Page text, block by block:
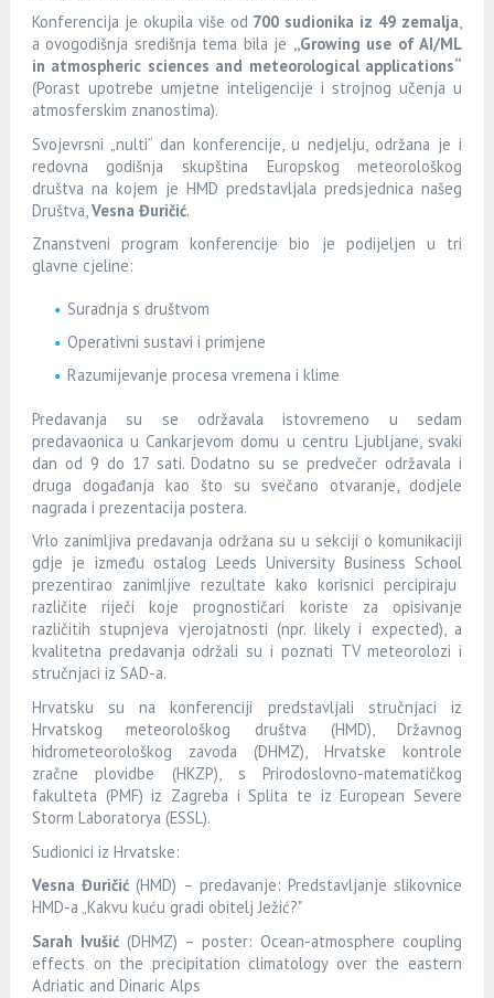
Konferencija je okupila više od 700 sudionika iz 49 zemalja,
a ovogodišnja središnja tema bila je „Growing use of AI/ML
in atmospheric sciences and meteorological applications“
(Porast upotrebe umjetne inteligencije i strojnog učenja u
atmosferskim znanostima).
Svojevrsni „nulti“ dan konferencije, u nedjelju, održana je i
redovna godišnja skupština Europskog meteorološkog
društva na kojem je HMD predstavljala predsjednica našeg
Društva,Vesna Đuričić.
Znanstveni program konferencije bio je podijeljen u tri
glavne cjeline:
Suradnja s društvom
Operativni sustavi i primjene
Razumijevanje procesa vremena i klime
Predavanja su se održavala istovremeno u sedam
predavaonica u Cankarjevom domu u centru Ljubljane, svaki
dan od 9 do 17 sati. Dodatno su se predvečer održavala i
druga događanja kao što su svečano otvaranje, dodjele
nagrada i prezentacija postera.
Vrlo zanimljiva predavanja održana su u sekciji o komunikaciji
gdje je između ostalog Leeds University Business School
prezentirao zanimljive rezultate kako korisnici percipiraju
različite riječi koje prognostičari koriste za opisivanje
različitih stupnjeva vjerojatnosti (npr. likely i expected), a
kvalitetna predavanja održali su i poznati TV meteorolozi i
stručnjaci iz SAD-a.
Hrvatsku su na konferenciji predstavljali stručnjaci iz
Hrvatskog meteorološkog društva (HMD), Državnog
hidrometeorološkog zavoda (DHMZ), Hrvatske kontrole
zračne plovidbe (HKZP), s Prirodoslovno-matematičkog
fakulteta (PMF) iz Zagreba i Splita te iz European Severe
Storm Laboratorya (ESSL).
Sudionici iz Hrvatske:
Vesna Đuričić (HMD) – predavanje: Predstavljanje slikovnice
HMD-a „Kakvu kuću gradi obitelj Ježić?"
Sarah Ivušić(DHMZ) – poster: Ocean-atmosphere coupling
effects on the precipitation climatology over the eastern
Adriatic and Dinaric Alps